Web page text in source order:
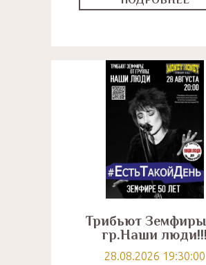
Трибьют
гр.Наши люди!!!
28.08.2026 19:30:00